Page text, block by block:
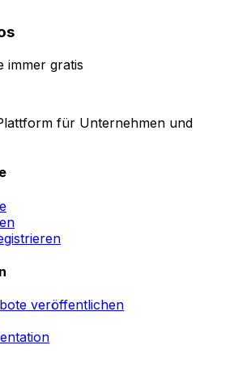
immer gratis
für Unternehmen und
veröffentlichen